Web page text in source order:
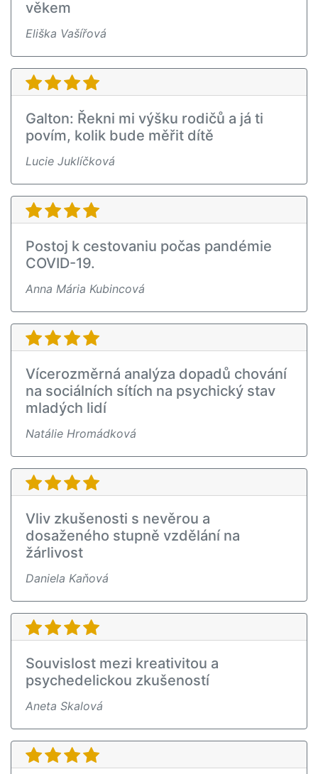
věkem
Eliška Vašířová
Galton: Řekni mi výšku rodičů a já ti
povím, kolik bude měřit dítě
Lucie Juklíčková
Postoj k cestovaniu počas pandémie
COVID-19.
Anna Mária Kubincová
Vícerozměrná analýza dopadů chování
na sociálních sítích na psychický stav
mladých lidí
Natálie Hromádková
Vliv zkušenosti s nevěrou a
dosaženého stupně vzdělání na
žárlivost
Daniela Kaňová
Souvislost mezi kreativitou a
psychedelickou zkušeností
Aneta Skalová